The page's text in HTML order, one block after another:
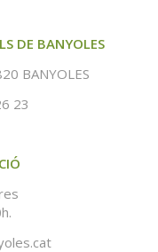
DE BANYOLES
BANYOLES
23